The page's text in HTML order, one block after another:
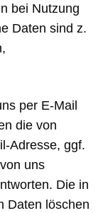
bei Nutzung
Daten sind z.
per E-Mail
die von
Adresse, ggf.
uns
Die in
Daten löschen